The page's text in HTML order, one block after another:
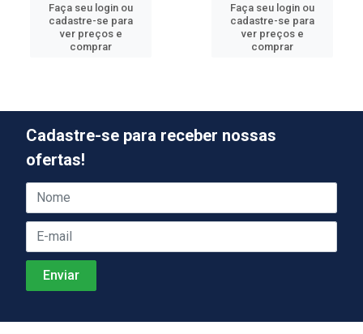
Faça seu login ou
cadastre-se para
ver preços e
comprar
Faça seu login ou
cadastre-se para
ver preços e
comprar
Cadastre-se para receber nossas
ofertas!